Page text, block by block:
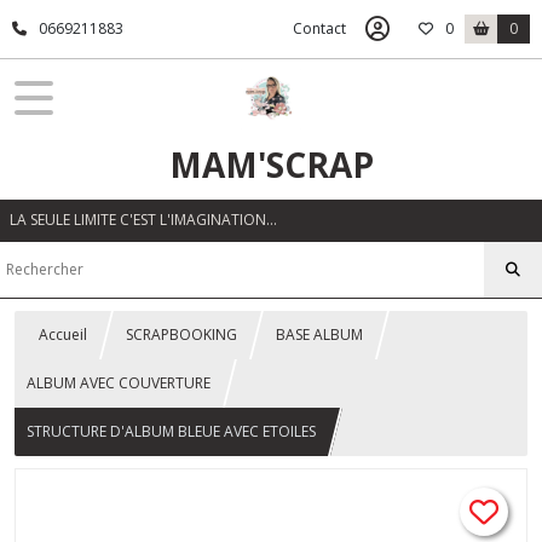
0669211883 Contact 0 0
MAM'SCRAP
LA SEULE LIMITE C'EST L'IMAGINATION…
Accueil SCRAPBOOKING BASE ALBUM
ALBUM AVEC COUVERTURE
STRUCTURE D'ALBUM BLEUE AVEC ETOILES